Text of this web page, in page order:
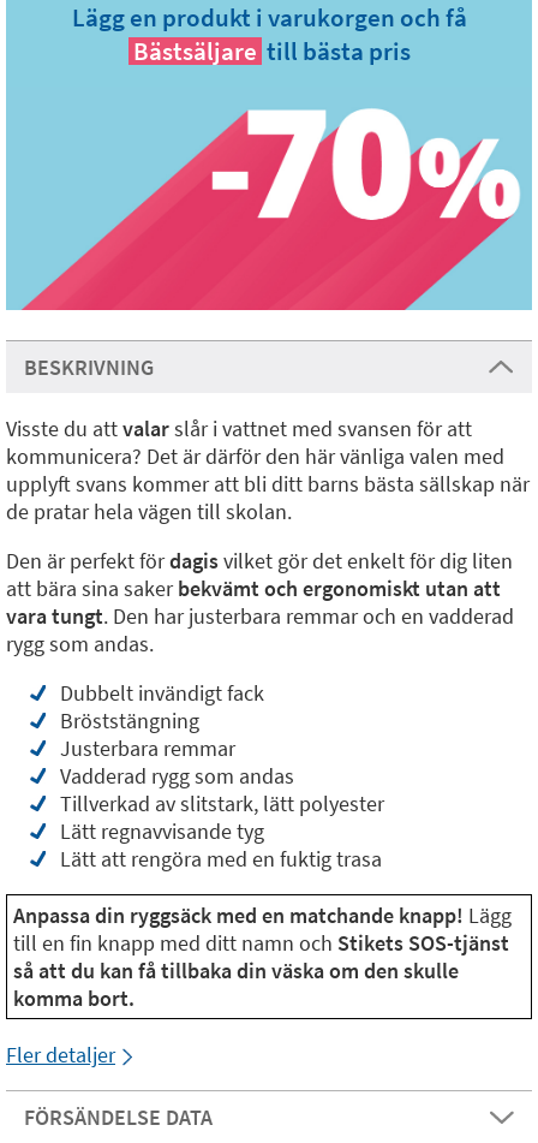
Lägg en produkt i varukorgen och få
Bästsäljare till bästa pris
BESKRIVNING
Visste du attvalarslår i vattnet med svansen för att
kommunicera? Det är därför den här vänliga valen med
upplyft svans kommer att bli ditt barns bästa sällskap när
de pratar hela vägen till skolan.
Den är perfekt fördagisvilket gör det enkelt för dig liten
att bära sina sakerbekvämt och ergonomiskt utan att
vara tungt. Den har justerbara remmar och en vadderad
rygg som andas.
Dubbelt invändigt fack
Bröststängning
Justerbara remmar
Vadderad rygg som andas
Tillverkad av slitstark, lätt polyester
Lätt regnavvisande tyg
Lätt att rengöra med en fuktig trasa
Anpassa din ryggsäck med en matchande knapp! Lägg
till en fin knapp med ditt namn och Stikets SOS-tjänst
så att du kan få tillbaka din väska om den skulle
komma bort.
Fler detaljer
FÖRSÄNDELSE DATA